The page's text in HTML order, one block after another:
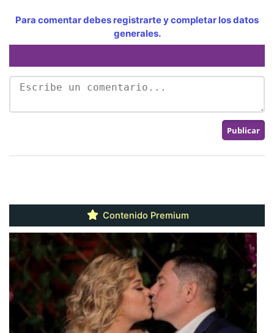
Para comentar debes registrarte y completar los datos
generales.
Contenido Premium